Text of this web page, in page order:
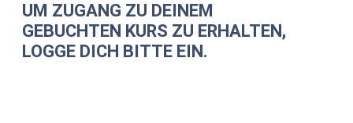
UM ZUGANG ZU DEINEM
GEBUCHTEN KURS ZU ERHALTEN,
LOGGE DICH BITTE EIN.